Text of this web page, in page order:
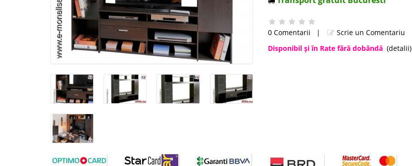
0 Comentarii |
Scrie un Comentariu
Disponibil şi în Rate fără dobândă (detalii)